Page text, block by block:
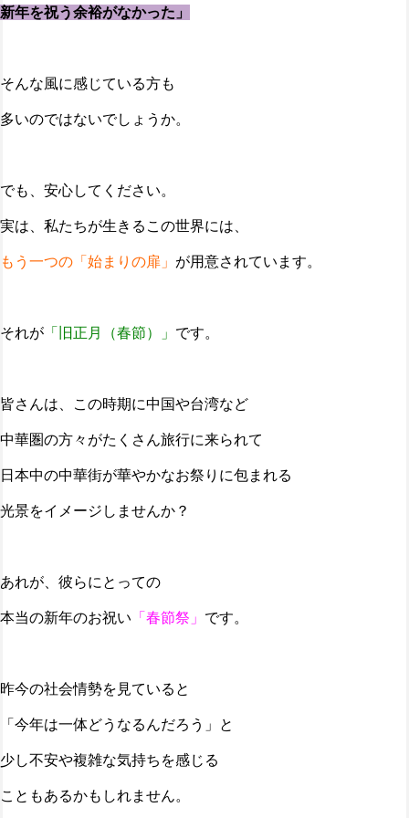
新年を祝う余裕がなかった」
そんな風に感じている方も
多いのではないでしょうか。
でも、安心してください。
実は、私たちが生きるこの世界には、
もう一つの 「始まりの扉」 が用意されています。
それが 「旧正月（春節）」 です。
皆さんは、この時期に中国や台湾など
中華圏の方々がたくさん旅行に来られて
日本中の中華街が華やかなお祭りに包まれる
光景をイメージしませんか？
あれが、彼らにとっての
本当の新年のお祝い 「春節祭」 です。
昨今の社会情勢を見ていると
「今年は一体どうなるんだろう」と
少し不安や複雑な気持ちを感じる
こともあるかもしれません。